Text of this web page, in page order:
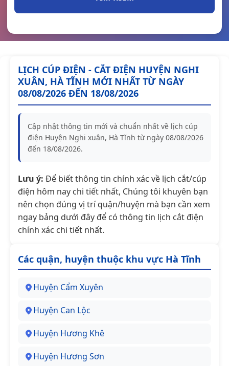
LỊCH CÚP ĐIỆN - CẮT ĐIỆN HUYỆN NGHI
XUÂN, HÀ TĨNH MỚI NHẤT TỪ NGÀY
08/08/2026 ĐẾN 18/08/2026
Cập nhật thông tin mới và chuẩn nhất về lịch cúp
điện Huyện Nghi xuân, Hà Tĩnh từ ngày 08/08/2026
đến 18/08/2026.
Lưu ý: Để biết thông tin chính xác về lịch cắt/cúp
điện hôm nay chi tiết nhất, Chúng tôi khuyên bạn
nên chọn đúng vị trí quận/huyện mà bạn cần xem
ngay bảng dưới đây để có thông tin lịch cắt điện
chính xác chi tiết nhất.
Các quận, huyện thuộc khu vực Hà Tĩnh
Huyện Cẩm Xuyên
Huyện Can Lộc
Huyện Hương Khê
Huyện Hương Sơn